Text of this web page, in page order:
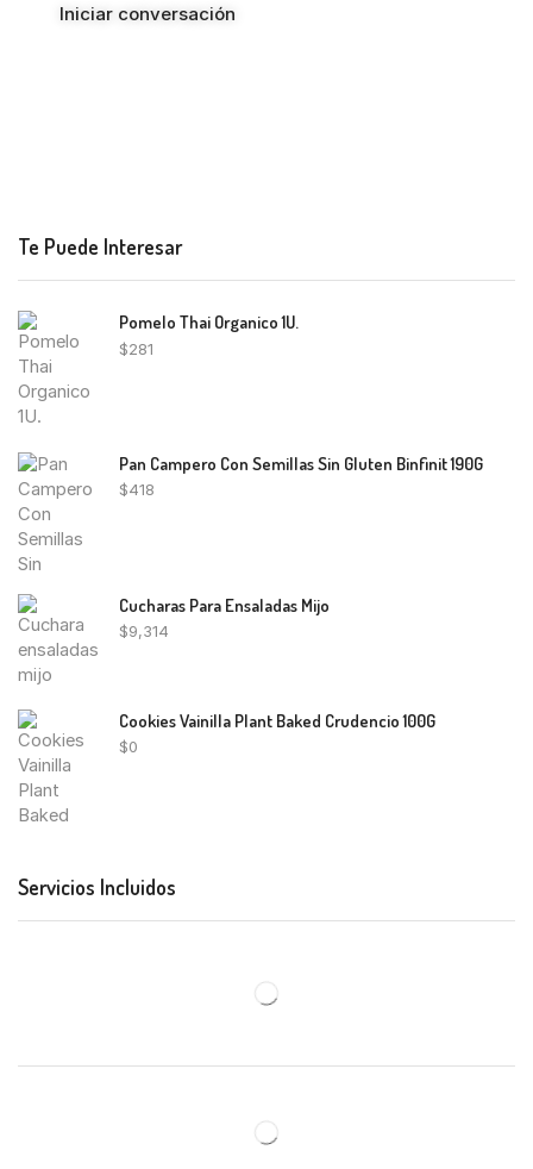
Iniciar conversación
Te Puede Interesar
Pomelo Thai Organico 1U.
$281
Pan Campero Con Semillas Sin Gluten Binfinit 190G
$418
Cucharas Para Ensaladas Mijo
$9,314
Cookies Vainilla Plant Baked Crudencio 100G
$0
Servicios Incluidos